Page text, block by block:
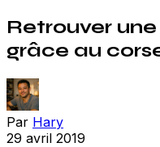
Retrouver
grâce au
Par Hary
29 avril 2019